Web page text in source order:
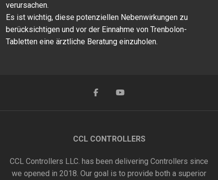
verursachen.
Es ist wichtig, diese potenziellen Nebenwirkungen zu
berücksichtigen und vor der Einnahme von Trenbolon-
Tabletten eine ärztliche Beratung einzuholen.
CCL CONTROLLERS
CCL Controllers LLC. has been delivering Controllers since
we opened in 2018. Our goal is to provide both a superior